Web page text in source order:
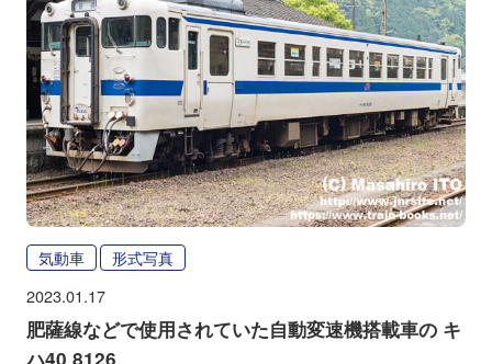
気動車 形式写真
2023.01.17
肥薩線などで使用されていた自動変速機搭載車の キ
ハ40 8126